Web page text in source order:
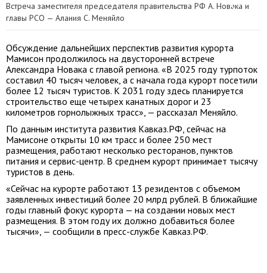
Встреча заместителя председателя правительства РФ А. Новака и
главы РСО — Алания С. Меняйло
Обсуждение дальнейших перспектив развития курорта
Мамисон продолжилось на двусторонней встрече
Александра Новака с главой региона. «В 2025 году турпоток
составил 40 тысяч человек, а с начала года курорт посетили
более 12 тысяч туристов. К 2031 году здесь планируется
строительство еще четырех канатных дорог и 23
километров горнолыжных трасс», — рассказал Меняйло.
По данным института развития Кавказ.РФ, сейчас на
Мамисоне открыты 10 км трасс и более 250 мест
размещения, работают несколько ресторанов, пунктов
питания и сервис-центр. В среднем курорт принимает тысячу
туристов в день.
«Сейчас на курорте работают 13 резидентов с объемом
заявленных инвестиций более 20 млрд рублей. В ближайшие
годы главный фокус курорта — на создании новых мест
размещения. В этом году их должно добавиться более
тысячи», — сообщили в пресс-службе Кавказ.РФ.